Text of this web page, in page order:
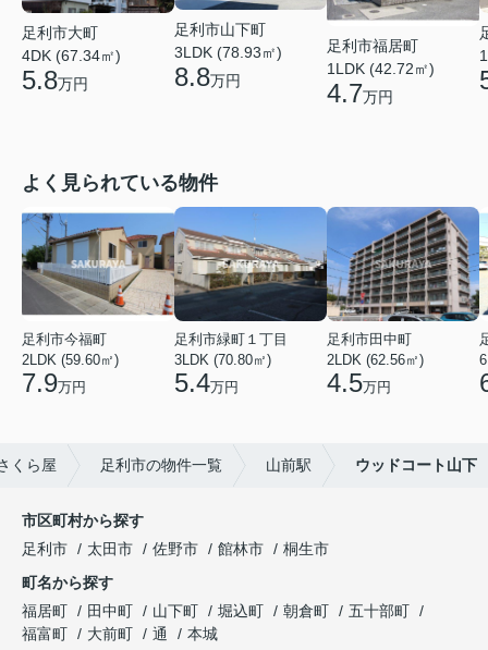
足利市大町
4DK (67.34㎡)
5.8万円
足利市山下町
3LDK (78.93㎡)
8.8万円
足利市福居町
1LDK (42.72㎡)
4.7万円
よく見られている物件
足利市今福町
2LDK (59.60㎡)
7.9万円
足利市緑町１丁目
3LDK (70.80㎡)
5.4万円
足利市田中町
2LDK (62.56㎡)
4.5万円
くら屋 足利市の物件一覧 山前駅 ウッドコート山下
市区町村から探す
足利市
太田市 佐野市 館林市
桐生市
町名から探す
福居町
田中町 山下町 堀込町 朝倉町
五十部町
福富町
大前町 通
本城